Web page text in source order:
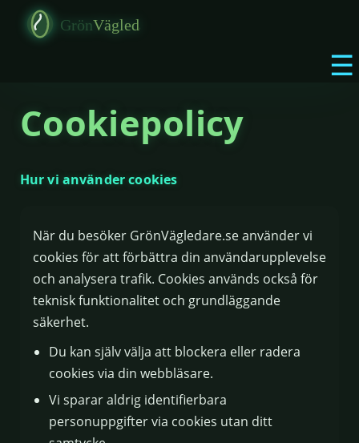
☰
Cookiepolicy
Hur vi använder cookies
När du besöker GrönVägledare.se använder vi
cookies för att förbättra din användarupplevelse
och analysera trafik. Cookies används också för
teknisk funktionalitet och grundläggande
säkerhet.
Du kan själv välja att blockera eller radera
cookies via din webbläsare.
Vi sparar aldrig identifierbara
personuppgifter via cookies utan ditt